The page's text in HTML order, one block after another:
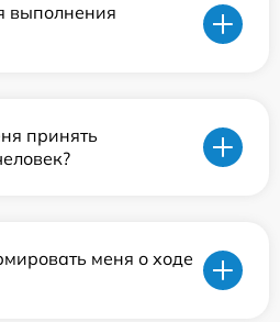
выполнения
принять
меня о ходе